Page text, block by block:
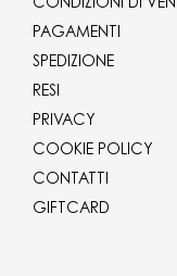
CONDIZIONI DI
PAGAMENTI
SPEDIZIONE
RESI
PRIVACY
COOKIE POLICY
CONTATTI
GIFTCARD